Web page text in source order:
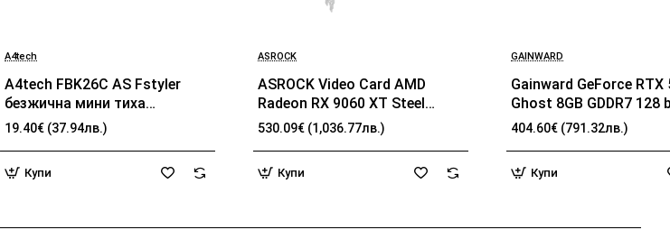
A4tech
A4tech FBK26C AS Fstyler
безжичнa мини тиха
клавиатура, Multi-mode,
презареждаема батерия,
19.40€ (37.94лв.)
Купи
ASROCK
ASROCK Video Card AMD
Radeon RX 9060 XT Steel
Legend OC 16GB GDDR6 128-
bit HDMI 2x DP
530.09€ (1,036.77лв.)
Купи
GAINWARD
Gainward GeForce RTX
Ghost 8GB GDDR7 128
HDMI 2.1b, 3x DP 2.1b,
1x 8-pin pwr connector,
NE7506T019P1-
404.60€ (791.32лв.)
Купи